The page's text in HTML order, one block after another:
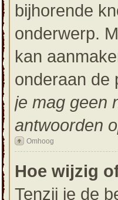
bijhorende
onderwerp.
kan
onderaan de
je mag geen
antwoorden
Omhoog
Hoe wijzig
Tenzij je de